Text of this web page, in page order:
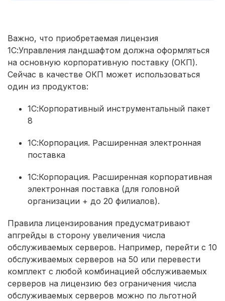
Важно, что приобретаемая лицензия
1С:Управления ландшафтом должна оформляться
на основную корпоративную поставку (ОКП).
Сейчас в качестве ОКП может использоваться
один из продуктов:
1С:Корпоративный инструментальный пакет
8
1С:Корпорация. Расширенная электронная
поставка
1С:Корпорация. Расширенная корпоративная
электронная поставка (для головной
организации + до 20 филиалов).
Правила лицензирования предусматривают
апгрейды в сторону увеличения числа
обслуживаемых серверов. Например, перейти с 10
обслуживаемых серверов на 50 или перевести
комплект с любой комбинацией обслуживаемых
серверов на лицензию без ограничения числа
обслуживаемых серверов можно по льготной